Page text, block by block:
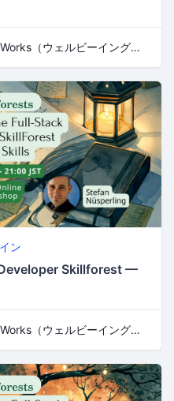
Management 3.0 by NüWorks（ウェルビーイング・リーダーシップ）
ン
Skillforest —
Management 3.0 by NüWorks（ウェルビーイング・リーダーシップ）